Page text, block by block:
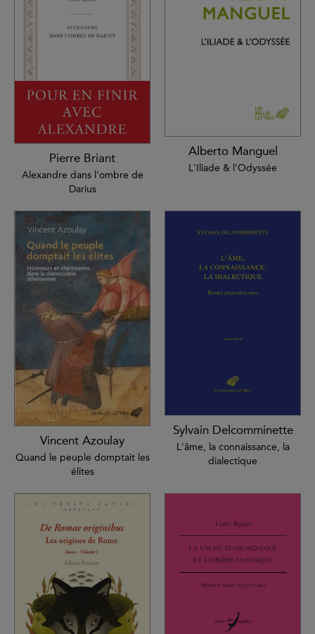
Pierre Briant
Alexandre dans l’ombre de
Darius
Alberto Manguel
L'Iliade & l'Odyssée
Vincent Azoulay
Quand le peuple domptait les
élites
Sylvain Delcomminette
L'âme, la connaissance, la
dialectique